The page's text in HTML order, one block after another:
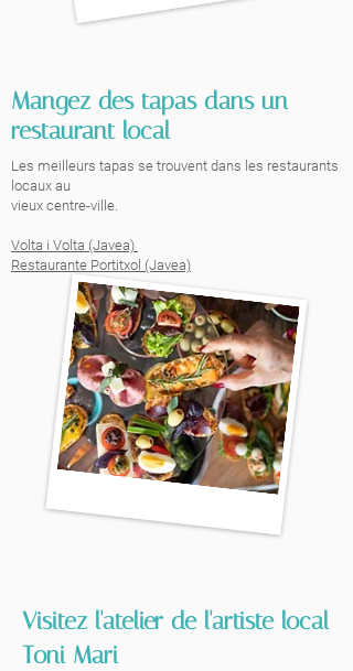
Mangez des tapas dans un
restaurant local
Les meilleurs tapas se trouvent dans les restaurants
locaux au
vieux centre-ville.
Volta i Volta (Javea)
Restaurante Portitxol (Javea)
Visitez l'atelier de l'artiste local
Toni Mari